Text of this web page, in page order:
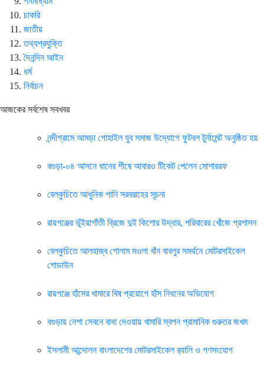
চাকরি
জাতীয়
তথ্যপ্রযুক্তি
দৈনন্দিন আইন
ধর্ম
নির্বাচন
আজকের সর্বশেষ সবখবর
নন্দীগ্রামে আমড়া গোহাইল যুব সমাজ উদ্যোগে ফুটবল টুর্নামেন্ট অনুষ্ঠিত হয়
বগুড়া-০৪ আসনে ধানের শীষে আবারও টিকেট পেলেন মোশাররফ
বেলকুচিতে আধুনিক পানি সরবরাহের সূচনা
রায়গঞ্জের ভূঁইয়াগাঁতী ব্রিজে দুই কিশোর উদ্ধার, পরিবারের খোঁজে প্রশাসন
বেলকুচিতে আলহাজ্ব গোলাম মওলা খাঁন বাবলুর সমর্থনে মোটরসাইকেল
শোডাউন
রায়গঞ্জে হাঁসের খামারে বিষ প্রয়োগে হাঁস নিধনের অভিযোগ
বগুড়ায় নেশা সেবনে বাধা দেওয়ায় খামারি স্বপন প্রামানিক গুরুতর জখম
ইসলামী আন্দোলন বাংলাদেশের মোটরসাইকেল র‍্যালি ও গণসংযোগ